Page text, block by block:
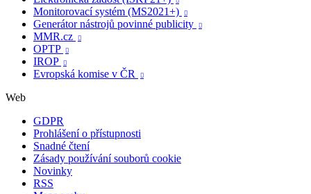
Monitorovací systém (MS2021+) 
Generátor nástrojů povinné publicity 
MMR.cz 
OPTP 
IROP 
Evropská komise v ČR 
Web
GDPR
Prohlášení o přístupnosti
Snadné čtení
Zásady používání souborů cookie
Novinky
RSS